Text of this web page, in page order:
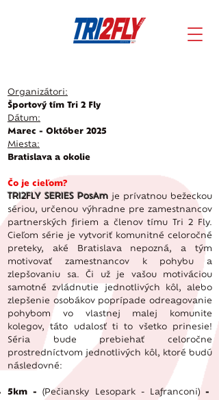
Organizátori:
Športový tím Tri 2 Fly
Dátum:
Marec - Október 2025
Miesta:
Bratislava a okolie
Čo je cieľom?
TRI2FLY SERIES PosAm je prívatnou bežeckou
sériou, určenou výhradne pre zamestnancov
partnerských firiem a členov tímu Tri 2 Fly.
Cieľom série je vytvoriť komunitné celoročné
preteky, aké Bratislava nepozná, a tým
motivovať zamestnancov k pohybu a
zlepšovaniu sa. Či už je vašou motiváciou
samotné zvládnutie jednotlivých kôl, alebo
zlepšenie osobákov poprípade odreagovanie
pohybom vo vlastnej malej komunite
kolegov, táto udalosť ti to všetko prinesie!
Séria bude prebiehať celoročne
prostredníctvom jednotlivých kôl, ktoré budú
následovné:
5km -(Pečiansky Lesopark - Lafranconi)-